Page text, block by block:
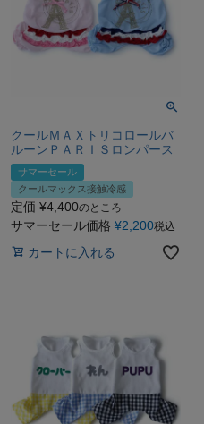
クールＭＡＸトリコロールバ
ルーンＰＡＲＩＳロンパース
サマーセール
クールマックス接触冷感
定価 ¥4,400のところ
サマーセール価格 ¥2,200税込
カートに入れる